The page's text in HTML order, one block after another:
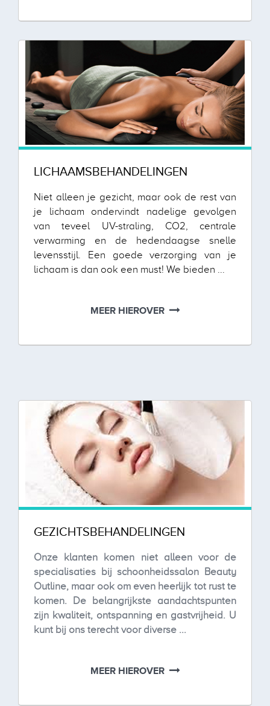
LICHAAMSBEHANDELINGEN
Niet alleen je gezicht, maar ook de rest van
je lichaam ondervindt nadelige gevolgen
van teveel UV-straling, CO2, centrale
verwarming en de hedendaagse snelle
levensstijl. Een goede verzorging van je
lichaam is dan ook een must! We bieden ...
MEER HIEROVER
GEZICHTSBEHANDELINGEN
Onze klanten komen niet alleen voor de
specialisaties bij schoonheidssalon Beauty
Outline, maar ook om even heerlijk tot rust te
komen. De belangrijkste aandachtspunten
zijn kwaliteit, ontspanning en gastvrijheid. U
kunt bij ons terecht voor diverse ...
MEER HIEROVER